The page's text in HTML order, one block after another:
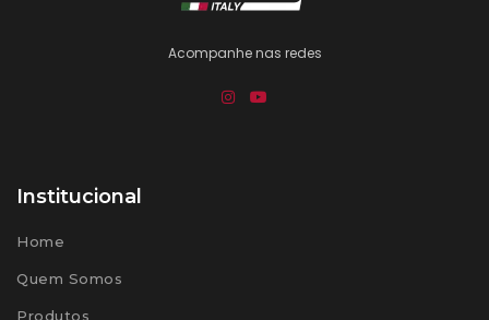
Acompanhe nas redes
Institucional
Home
Quem Somos
Produtos